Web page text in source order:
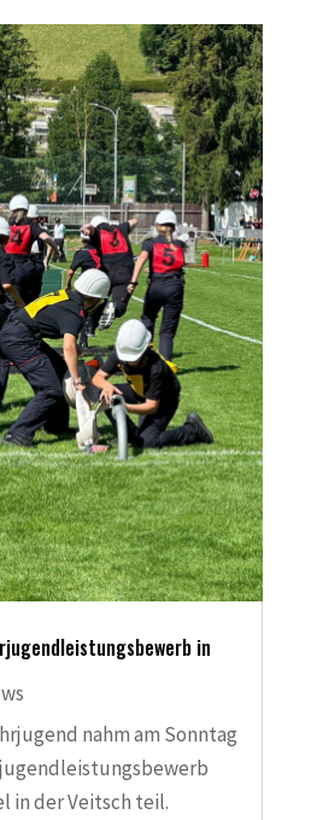
in
nahm am Sonntag
in der Veitsch teil.